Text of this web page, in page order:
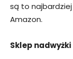
są to
Amazon.
Sklep nadwyżki